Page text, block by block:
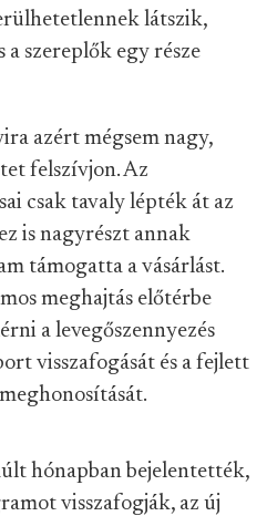
látszik,
a szereplők egy része
azért mégsem nagy,
felszívjon. Az
csak tavaly lépték át az
is nagyrészt annak
támogatta a vásárlást.
meghajtás előtérbe
a levegőszennyezés
visszafogását és a fejlett
hónapban bejelentették,
visszafogják, az új